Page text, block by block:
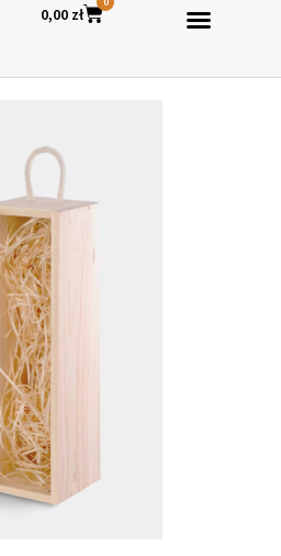
0,00 zł